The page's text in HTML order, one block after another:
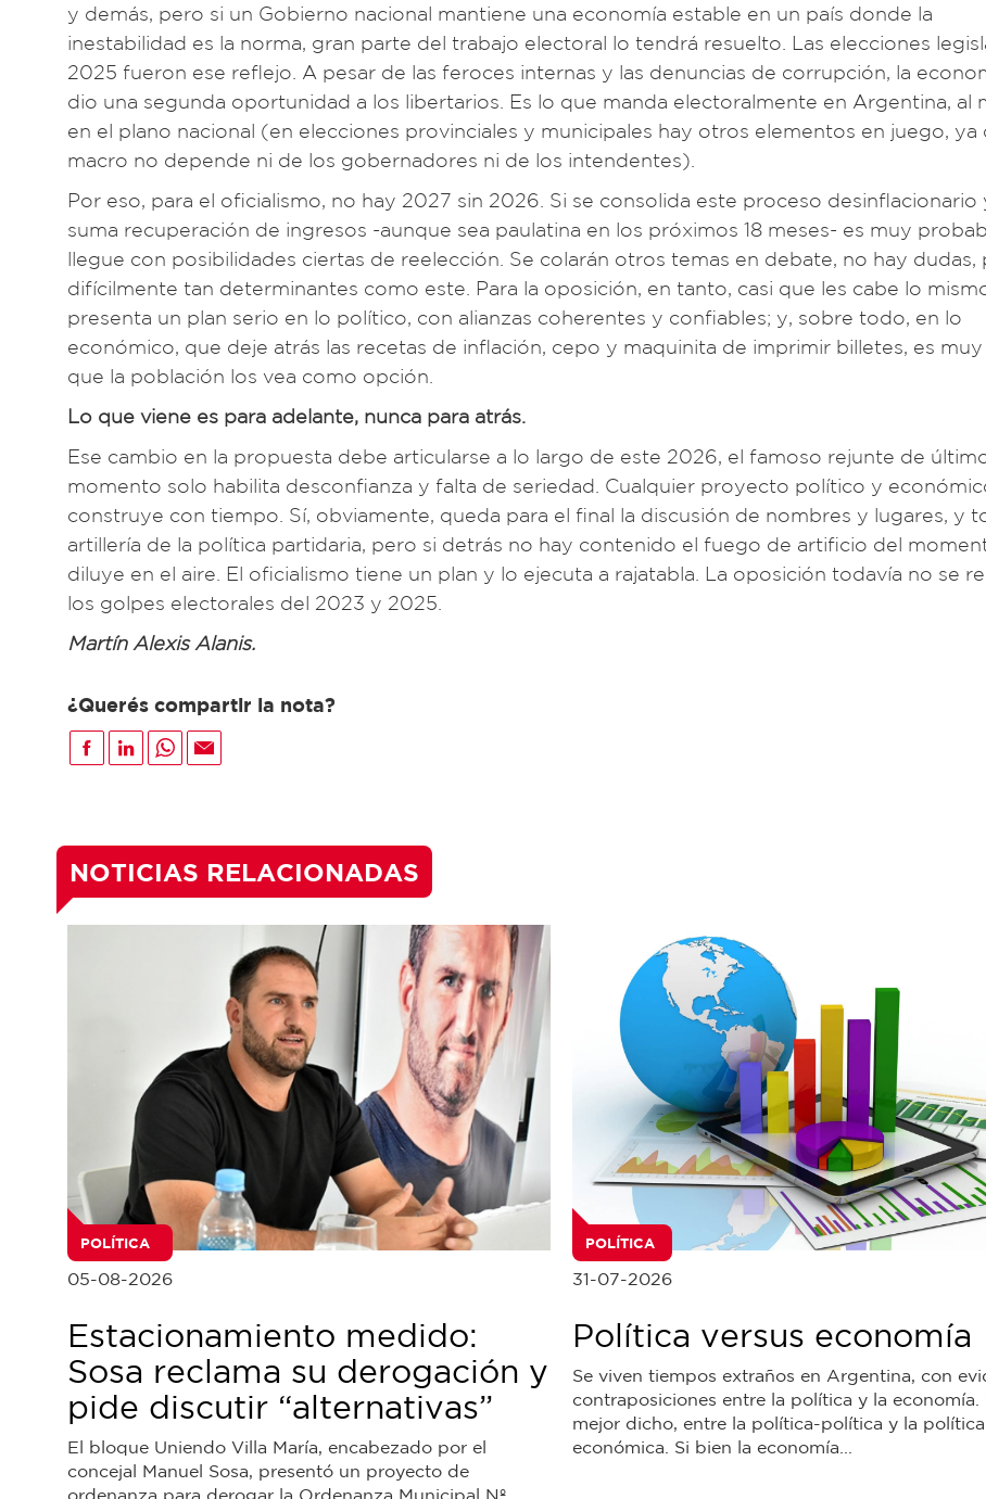
y demás, pero si un Gobierno nacional mantiene una economía estable en un país donde la
inestabilidad es la norma, gran parte del trabajo electoral lo tendrá resuelto. Las elecciones
2025 fueron ese reflejo. A pesar de las feroces internas y las denuncias de corrupción, la
dio una segunda oportunidad a los libertarios. Es lo que manda electoralmente en Argentina, al
en el plano nacional (en elecciones provinciales y municipales hay otros elementos en juego, ya
macro no depende ni de los gobernadores ni de los intendentes).
Por eso, para el oficialismo, no hay 2027 sin 2026. Si se consolida este proceso desinflacionario
suma recuperación de ingresos -aunque sea paulatina en los próximos 18 meses- es muy
llegue con posibilidades ciertas de reelección. Se colarán otros temas en debate, no hay dudas,
difícilmente tan determinantes como este. Para la oposición, en tanto, casi que les cabe lo
presenta un plan serio en lo político, con alianzas coherentes y confiables; y, sobre todo, en lo
económico, que deje atrás las recetas de inflación, cepo y maquinita de imprimir billetes, es
que la población los vea como opción.
Lo que viene es para adelante, nunca para atrás.
Ese cambio en la propuesta debe articularse a lo largo de este 2026, el famoso rejunte de
momento solo habilita desconfianza y falta de seriedad. Cualquier proyecto político y
construye con tiempo. Sí, obviamente, queda para el final la discusión de nombres y lugares, y
artillería de la política partidaria, pero si detrás no hay contenido el fuego de artificio del
diluye en el aire. El oficialismo tiene un plan y lo ejecuta a rajatabla. La oposición todavía no se
los golpes electorales del 2023 y 2025.
Martín Alexis Alanis.
¿Querés compartir la nota?
NOTICIAS RELACIONADAS
POLÍTICA
05-08-2026
Estacionamiento medido:
Sosa reclama su derogación y
pide discutir “alternativas”
El bloque Uniendo Villa María, encabezado por el
concejal Manuel Sosa, presentó un proyecto de
ordenanza para derogar la Ordenanza Municipal Nº
POLÍTICA
31-07-2026
Política versus economía
Se viven tiempos extraños en Argentina, con
contraposiciones entre la política y la economía.
mejor dicho, entre la política-política y la
económica. Si bien la economía...